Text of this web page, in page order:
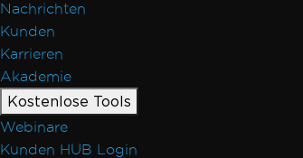
Nachrichten
Kunden
Karrieren
Akademie
Kostenlose Tools
Webinare
Kunden HUB Login